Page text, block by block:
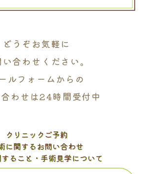
どうぞお気軽に
合わせください。
ルフォームからの
わせは24時間受付中
クリニックご予約
に関するお問い合わせ
ること・手術見学について